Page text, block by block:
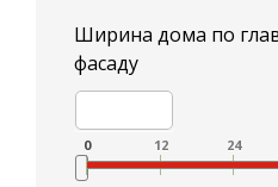
Ширина дома по
фасаду
0 12 24